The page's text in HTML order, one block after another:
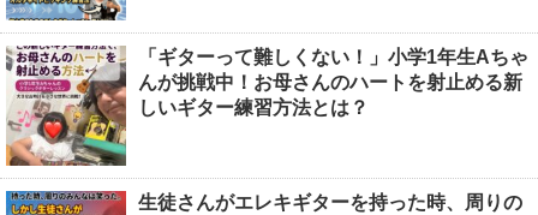
「ギターって難しくない！」小学1年生Aちゃ
んが挑戦中！お母さんのハートを射止める新
しいギター練習方法とは？
生徒さんがエレキギターを持った時、周りの